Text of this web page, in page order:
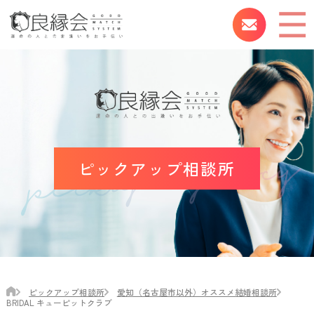
ピックアップ相談所
ピックアップ相談所
愛知（名古屋市以外）オススメ結婚相談所
BRIDAL キューピットクラブ